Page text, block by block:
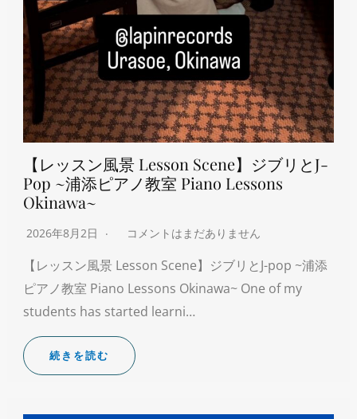
【レッスン風景 Lesson Scene】ジブリとJ-
Pop ~浦添ピアノ教室 Piano Lessons
Okinawa~
2026年8月2日 コメントはまだありません
【レッスン風景 Lesson Scene】ジブリとJ-pop ~浦添
ピアノ教室 Piano Lessons Okinawa~ One of my
students has started learni…
続きを読む